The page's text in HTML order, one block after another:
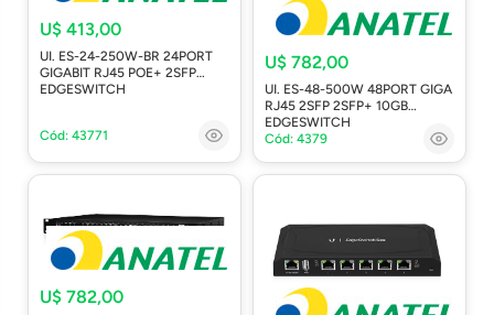
U$ 413,00
UI. ES-24-250W-BR 24PORT
GIGABIT RJ45 POE+ 2SFP
EDGESWITCH
Cód: 43771
U$ 782,00
UI. ES-48-500W 48PORT GIGA
RJ45 2SFP 2SFP+ 10GB
EDGESWITCH
Cód: 4379
U$ 782,00